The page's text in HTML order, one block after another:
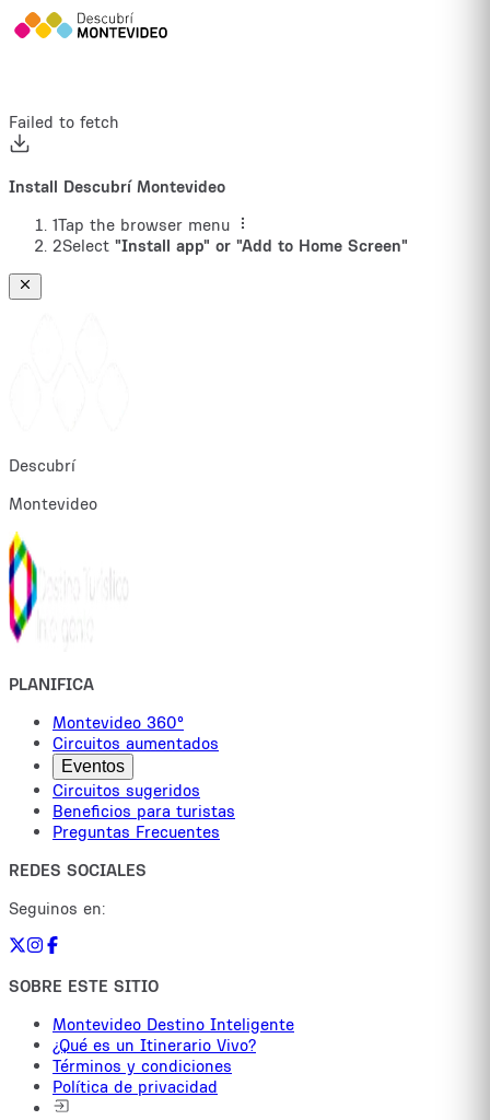
Failed to fetch
Install Descubrí Montevideo
1Tap the browser menu
2Select "Install app" or "Add to Home Screen"
Descubrí
Montevideo
PLANIFICA
Montevideo 360°
Circuitos aumentados
Eventos
Circuitos sugeridos
Beneficios para turistas
Preguntas Frecuentes
REDES SOCIALES
Seguinos en:
SOBRE ESTE SITIO
Montevideo Destino Inteligente
¿Qué es un Itinerario Vivo?
Términos y condiciones
Política de privacidad